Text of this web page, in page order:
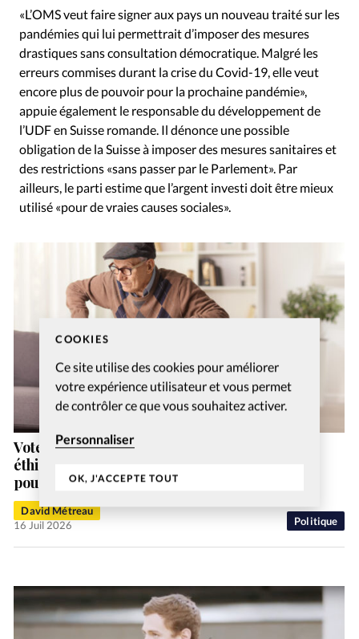
COOKIES
Ce site utilise des cookies pour améliorer
votre expérience utilisateur et vous permet
de contrôler ce que vous souhaitez activer.
Personnaliser
OK, J'ACCEPTE TOUT
«L’OMS veut faire signer aux pays un nouveau traité sur les
pandémies qui lui permettrait d’imposer des mesures
drastiques sans consultation démocratique. Malgré les
erreurs commises durant la crise du Covid-19, elle veut
encore plus de pouvoir pour la prochaine pandémie»,
appuie également le responsable du développement de
l’UDF en Suisse romande. Il dénonce une possible
obligation de la Suisse à imposer des mesures sanitaires et
des restrictions «sans passer par le Parlement». Par
ailleurs, le parti estime que l’argent investi doit être mieux
utilisé «pour de vraies causes sociales».
Politique
Vote de la loi sur la fin de vie: une «rupture
éthique» pour le CNEF, une «loi inhumaine»
pour le CPDH
David Métreau
16 Juil 2026